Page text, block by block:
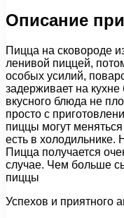
Описание
Пицца на сковороде
ленивой пиццей,
особых усилий,
задерживает на
вкусного блюда не
просто с
пиццы могут
есть в холодильнике.
Пицца получается
случае. Чем больше
пиццы
Успехов и приятного